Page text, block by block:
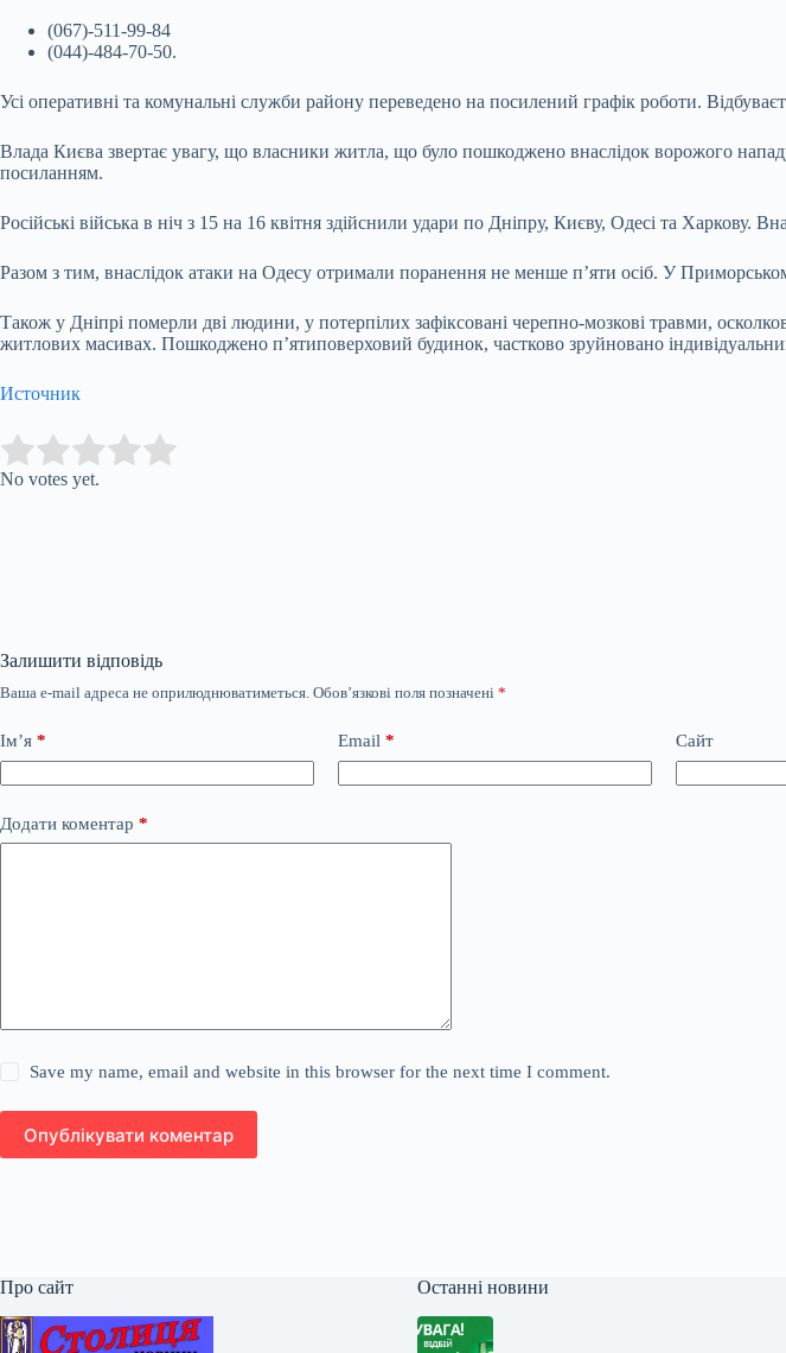
(067)-511-99-84
(044)-484-70-50.
Усі оперативні та комунальні служби району переведено на посилений графік роботи.
Влада Києва звертає увагу, що власники житла, що було пошкоджено внаслідок ворожого
посиланням.
Російські війська в ніч з 15 на 16 квітня здійснили удари по Дніпру, Києву, Одесі та
Разом з тим, внаслідок атаки на Одесу отримали поранення не менше п’яти осіб. У
Також у Дніпрі померли дві людини, у потерпілих зафіксовані черепно-мозкові травми,
житлових масивах. Пошкоджено п’ятиповерховий будинок, частково зруйновано
Источник
Rate this item:
No votes yet.
Залишити відповідь
Ваша e-mail адреса не оприлюднюватиметься. Обов’язкові поля позначені *
Ім’я * Email * Сайт
Додати коментар *
Save my name, email and website in this browser for the next time I comment.
Опублікувати коментар
Про сайт Останні новини